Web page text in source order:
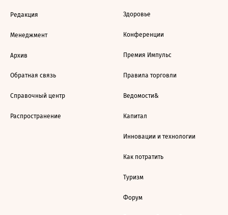
Редакция
Менеджмент
Архив
Обратная связь
Справочный центр
Распространение
Здоровье
Конференции
Премия Импульс
Правила торговли
Ведомости&
Капитал
Инновации и технологии
Как потратить
Туризм
Форум